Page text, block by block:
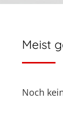
Meist
Noch